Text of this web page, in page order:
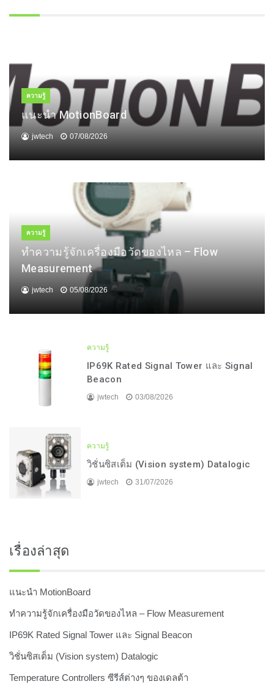
ความรู้
แนะนำ MotionBoard
jwtech 07/08/2026
ความรู้
ทำความรู้จักเครื่องมือวัดของไหล – Flow
Measurement
jwtech 05/08/2026
ความรู้
IP69K Rated Signal Tower และ Signal
Beacon
jwtech 03/08/2026
ความรู้
วิชั่นซิสเต็ม (Vision system) Datalogic
jwtech 31/07/2026
เรื่องล่าสุด
แนะนำ MotionBoard
ทำความรู้จักเครื่องมือวัดของไหล – Flow Measurement
IP69K Rated Signal Tower และ Signal Beacon
วิชั่นซิสเต็ม (Vision system) Datalogic
Temperature Controllers ซีรีส์ต่างๆ ของเดลต้า